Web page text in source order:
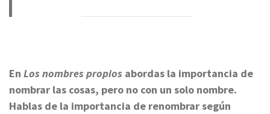
En Los nombres propios abordas la importancia de
nombrar las cosas, pero no con un solo nombre.
Hablas de la importancia de renombrar según